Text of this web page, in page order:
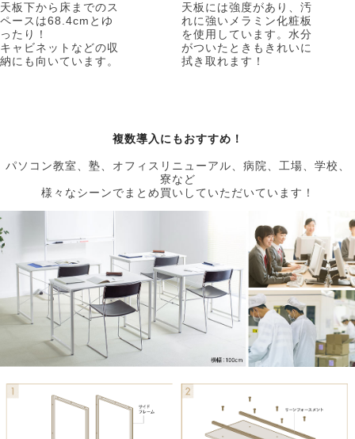
天板下から床までのス
ペースは68.4cmとゆ
ったり！
キャビネットなどの収
納にも向いています。
天板には強度があり、汚
れに強いメラミン化粧板
を使用しています。水分
がついたときもきれいに
拭き取れます！
複数導入にもおすすめ！
パソコン教室、塾、オフィスリニューアル、病院、工場、学校、
寮など
様々なシーンでまとめ買いしていただいています！